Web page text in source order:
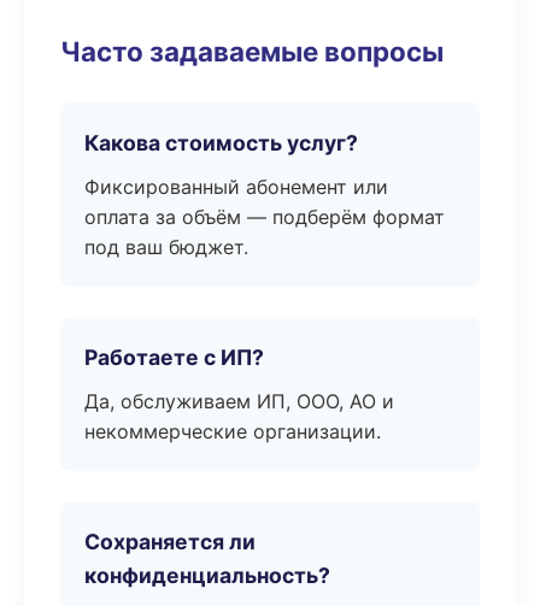
Часто задаваемые вопросы
Какова стоимость услуг?
Фиксированный абонемент или
оплата за объём — подберём формат
под ваш бюджет.
Работаете с ИП?
Да, обслуживаем ИП, ООО, АО и
некоммерческие организации.
Сохраняется ли
конфиденциальность?